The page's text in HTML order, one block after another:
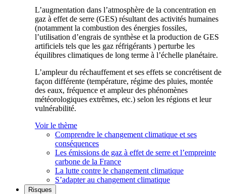
L’augmentation dans l’atmosphère de la concentration en
gaz à effet de serre (GES) résultant des activités humaines
(notamment la combustion des énergies fossiles,
l’utilisation d’engrais de synthèse et la production de GES
artificiels tels que les gaz réfrigérants ) perturbe les
équilibres climatiques de long terme à l’échelle planétaire.
L’ampleur du réchauffement et ses effets se concrétisent de
façon différente (température, régime des pluies, montée
des eaux, fréquence et ampleur des phénomènes
météorologiques extrêmes, etc.) selon les régions et leur
vulnérabilité.
Voir le thème
Comprendre le changement climatique et ses
conséquences
Les émissions de gaz à effet de serre et l’empreinte
carbone de la France
La lutte contre le changement climatique
S’adapter au changement climatique
Risques